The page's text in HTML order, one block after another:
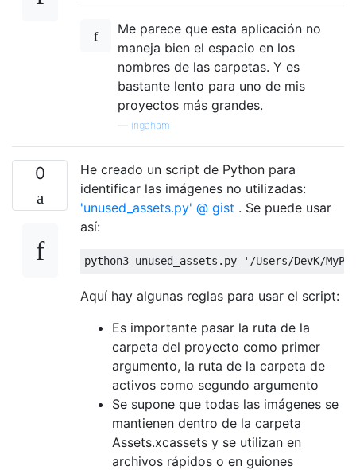
Me parece que esta aplicación no
maneja bien el espacio en los
nombres de las carpetas. Y es
bastante lento para uno de mis
proyectos más grandes.
ingaham
0
He creado un script de Python para
identificar las imágenes no utilizadas:
'unused_assets.py' @ gist . Se puede usar
así:
python3 unused_assets . py '/Users/DevK/
Aquí hay algunas reglas para usar el script:
Es importante pasar la ruta de la
carpeta del proyecto como primer
argumento, la ruta de la carpeta de
activos como segundo argumento
Se supone que todas las imágenes se
mantienen dentro de la carpeta
Assets.xcassets y se utilizan en
archivos rápidos o en guiones